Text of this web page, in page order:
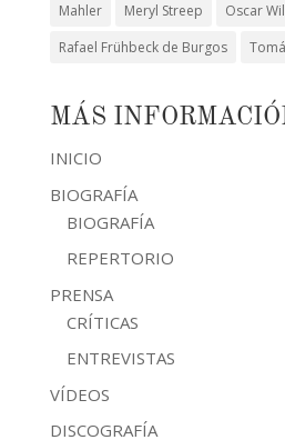
Mahler
Meryl Streep Oscar
Rafael Frühbeck de Burgos
MÁS
INICIO
BIOGRAFÍA
BIOGRAFÍA
REPERTORIO
PRENSA
CRÍTICAS
ENTREVISTAS
VÍDEOS
DISCOGRAFÍA